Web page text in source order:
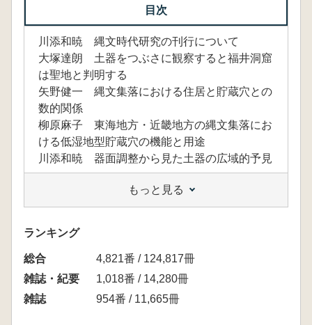
目次
川添和暁 縄文時代研究の刊行について
大塚達朗 土器をつぶさに観察すると福井洞窟
は聖地と判明する
矢野健一 縄文集落における住居と貯蔵穴との
数的関係
柳原麻子 東海地方・近畿地方の縄文集落にお
ける低湿地型貯蔵穴の機能と用途
川添和暁 器面調整から見た土器の広域的予見
もっと見る
ランキング
総合
4,821番 / 124,817冊
雑誌・紀要
1,018番 / 14,280冊
雑誌
954番 / 11,665冊